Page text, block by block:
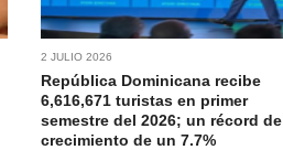
2 JULIO 2026
República Dominicana recibe
6,616,671 turistas en primer
semestre del 2026; un récord de
crecimiento de un 7.7%